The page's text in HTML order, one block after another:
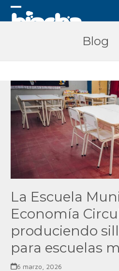
Skip
Open
Close
Blog
La Escuela
Economía
produciendo
para escuelas
6 marzo, 2026